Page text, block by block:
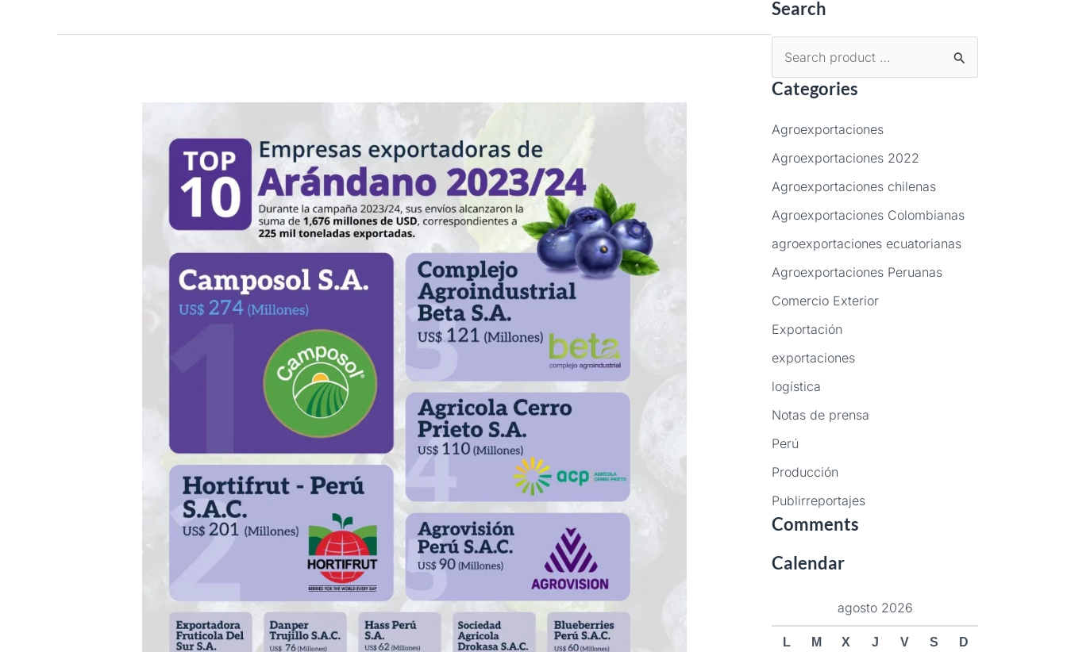
arándanos
peruanos
campaña
2023/24
Search
u
c
a
r
p
o
r
Categories
Agroexportaciones
Agroexportaciones 2022
Agroexportaciones chilenas
Agroexportaciones Colombianas
agroexportaciones ecuatorianas
Agroexportaciones Peruanas
Comercio Exterior
Exportación
exportaciones
logística
Notas de prensa
Perú
Producción
Publirreportajes
Comments
Calendar
agosto 2026
L M X J V S D